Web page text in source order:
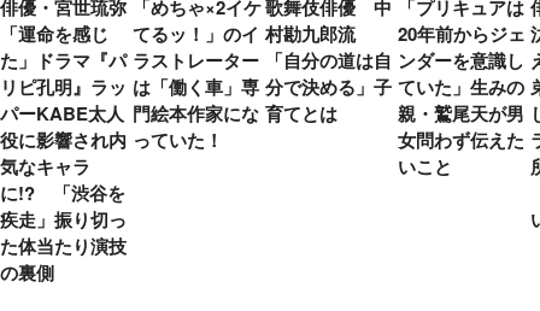
俳優・宮世琉弥
「運命を感じ
た」ドラマ『パ
リピ孔明』ラッ
パーKABE太人
役に影響され内
気なキャラ
に!? 「渋谷を
疾走」振り切っ
た体当たり演技
の裏側
「めちゃ×2イケ
てるッ！」のイ
ラストレーター
は「働く車」専
門絵本作家にな
っていた！
歌舞伎俳優 中
村勘九郎流
「自分の道は自
分で決める」子
育てとは
「プリキュアは
20年前からジェ
ンダーを意識し
ていた」生みの
親・鷲尾天が男
女問わず伝えた
いこと